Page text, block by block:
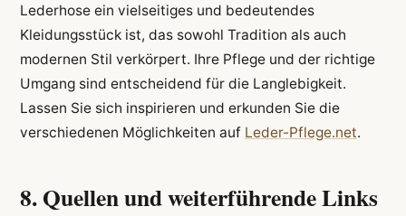
Lederhose ein vielseitiges und bedeutendes
Kleidungsstück ist, das sowohl Tradition als auch
modernen Stil verkörpert. Ihre Pflege und der richtige
Umgang sind entscheidend für die Langlebigkeit.
Lassen Sie sich inspirieren und erkunden Sie die
verschiedenen Möglichkeiten auf Leder-Pflege.net.
8. Quellen und weiterführende Links